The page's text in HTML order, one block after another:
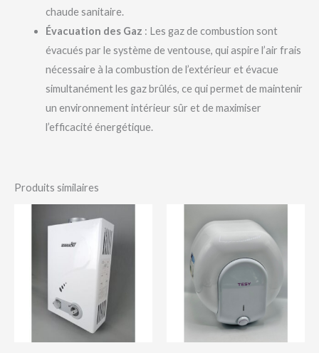
chaude sanitaire.
Évacuation des Gaz : Les gaz de combustion sont
évacués par le système de ventouse, qui aspire l’air frais
nécessaire à la combustion de l’extérieur et évacue
simultanément les gaz brûlés, ce qui permet de maintenir
un environnement intérieur sûr et de maximiser
l’efficacité énergétique.
Produits similaires